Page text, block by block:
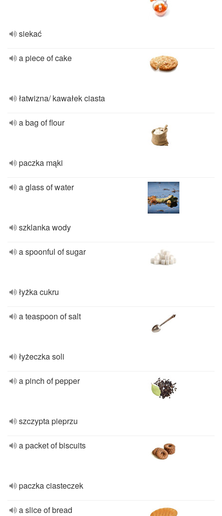
siekać
a piece of cake
łatwizna/ kawałek ciasta
a bag of flour
paczka mąki
a glass of water
szklanka wody
a spoonful of sugar
łyżka cukru
a teaspoon of salt
łyżeczka soli
a pinch of pepper
szczypta pieprzu
a packet of biscuits
paczka ciasteczek
a slice of bread